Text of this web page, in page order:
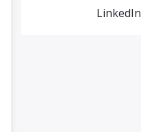
LinkedIn